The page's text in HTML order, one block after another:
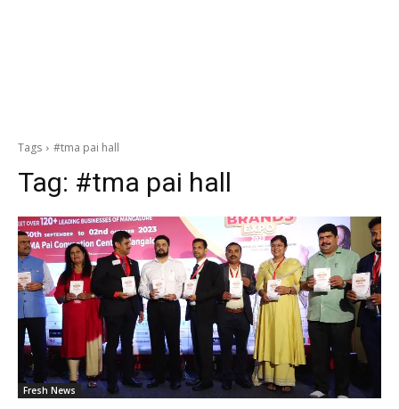
Tags #tma pai hall
Tag: #tma pai hall
Fresh News